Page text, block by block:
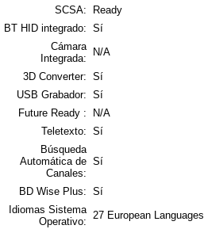
SCSA:
Ready
BT HID integrado: Sí
Cámara
Integrada:
N/A
3D Converter: Sí
USB Grabador: Sí
Future Ready :
N/A
Teletexto: Sí
Búsqueda
Automática de
Canales:
Sí
BD Wise Plus: Sí
Idiomas Sistema
Operativo:
27 European Languages